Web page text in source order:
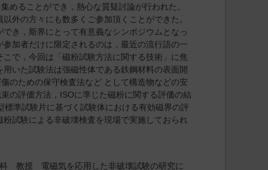
めることができ，熱心な質疑討論が行われた。
外の方々にも数多くご参加頂くことができた。
き，斯界にとって有意義なシンポジウムとなっ
加者だけに限定されるのは，最近の流行語の一
で，今回は「磁粉試験方法に関する技術」に焦
いた試験法は強磁性体である鉄鋼材料の表面開
のための保守検査法など として構造物などの安
の評価方法，ISOに準じた磁粉に関する評価の結
準試験片に基づく試験体における有効磁界の評
試験による非破壊検査を現場で実施しておられ
教授 電磁気を応用した非破壊試験の研究に